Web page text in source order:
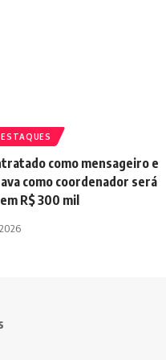
como mensageiro e
como coordenador será
R$ 300 mil